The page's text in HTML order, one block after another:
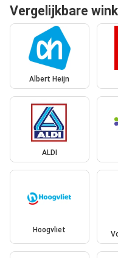
Vergelijkbare
Albert Heijn
ALDI
Hoogvliet